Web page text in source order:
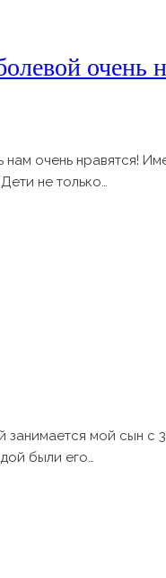
очень
нам очень нравятся!
не только…
мой сын с
были его…